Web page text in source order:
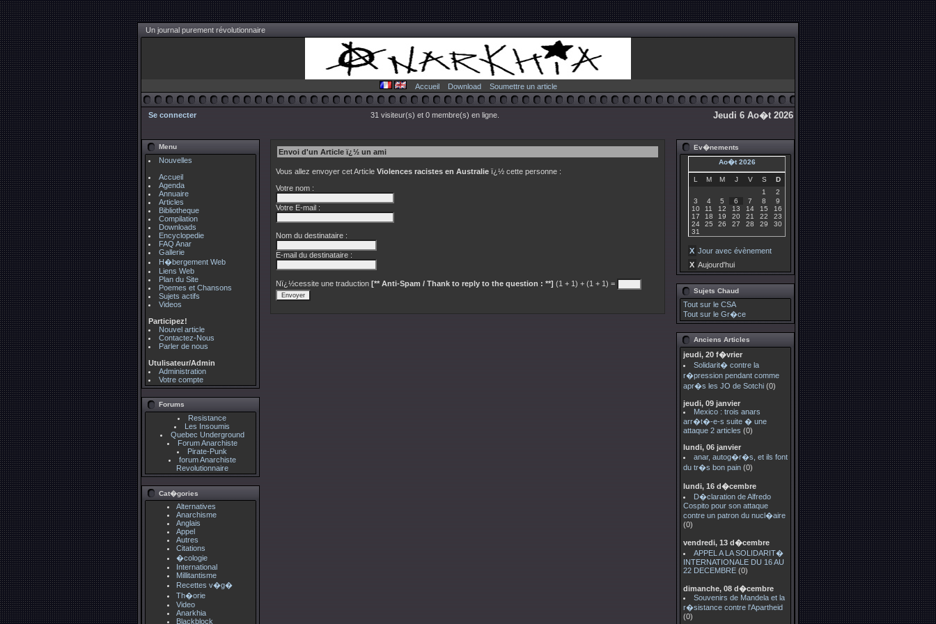
Un journal purement révolutionnaire
Accueil Download Soumettre un article
Se connecter 31 visiteur(s) et 0 membre(s) en ligne. Jeudi 6 Ao�t 2026
Menu
Nouvelles
Accueil
Agenda
Annuaire
Articles
Bibliotheque
Compilation
Downloads
Encyclopedie
FAQ Anar
Gallerie
H�bergement Web
Liens Web
Plan du Site
Poemes et Chansons
Sujets actifs
Videos
Participez!
Nouvel article
Contactez-Nous
Parler de nous
Utulisateur/Admin
Administration
Votre compte
Forums
Resistance
Les Insoumis
Quebec Underground
Forum Anarchiste
Pirate-Punk
forum Anarchiste
Revolutionnaire
Cat�gories
Alternatives
Anarchisme
Anglais
Appel
Autres
Citations
�cologie
International
Millitantisme
Recettes v�g�
Th�orie
Video
Anarkhia
Blackblock
Envoi d'un Article ï¿½ un ami
Vous allez envoyer cet Article Violences racistes en Australie ï¿½ cette personne :
Votre nom :
Votre E-mail :
Nom du destinataire :
E-mail du destinataire :
Nï¿½cessite une traduction [** Anti-Spam / Thank to reply to the question : **] (1 + 1) + (1 + 1) =
Ev�nements
Ao�t 2026
L M M J V S
D
1
2
3
4 5 6 7 8
9
10
11 12 13 14 15
16
17
18 19 20 21 22
23
24
25 26 27 28 29
30
31
X Jour avec évènement
X Aujourd'hui
Sujets Chaud
Tout sur le CSA
Tout sur le Gr�ce
Anciens Articles
jeudi, 20 f�vrier
Solidarit� contre la
r�pression pendant comme
apr�s les JO de Sotchi (0)
jeudi, 09 janvier
Mexico : trois anars
arr�t�-e-s suite � une
attaque 2 articles (0)
lundi, 06 janvier
anar, autog�r�s, et ils font
du tr�s bon pain (0)
lundi, 16 d�cembre
D�claration de Alfredo
Cospito pour son attaque
contre un patron du nucl�aire
(0)
vendredi, 13 d�cembre
APPEL A LA SOLIDARIT�
INTERNATIONALE DU 16 AU
22 DECEMBRE (0)
dimanche, 08 d�cembre
Souvenirs de Mandela et la
r�sistance contre l'Apartheid
(0)